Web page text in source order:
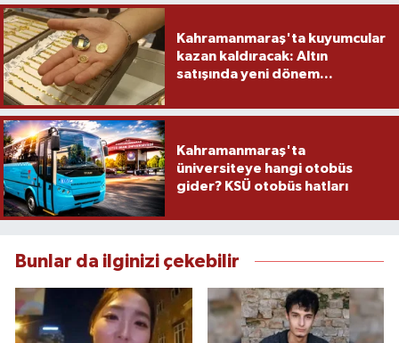
Kahramanmaraş'ta kuyumcular
kazan kaldıracak: Altın
satışında yeni dönem...
Kahramanmaraş'ta
üniversiteye hangi otobüs
gider? KSÜ otobüs hatları
Bunlar da ilginizi çekebilir